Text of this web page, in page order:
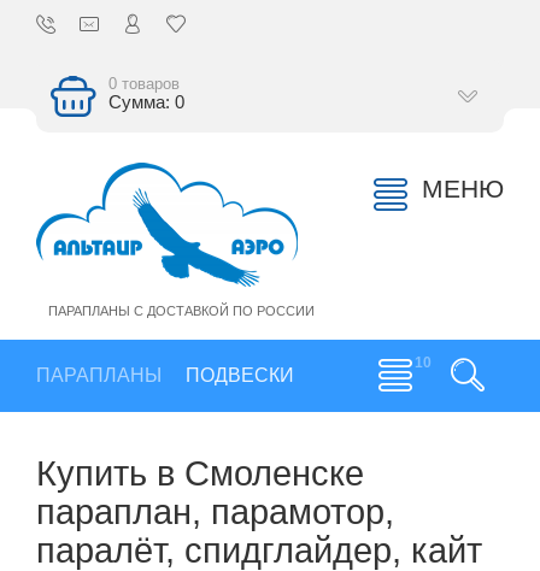
0 товаров
Сумма: 0
ПАРАПЛАНЫ С ДОСТАВКОЙ ПО РОССИИ
МЕНЮ
ПАРАПЛАНЫ ПОДВЕСКИ
Купить в Смоленске
параплан, парамотор,
паралёт, спидглайдер, кайт